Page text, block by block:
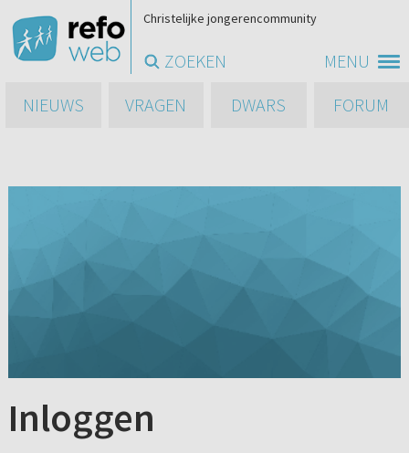
MENU
Christelijke jongerencommunity
ZOEKEN
NIEUWS
VRAGEN DWARS FORUM
Inloggen